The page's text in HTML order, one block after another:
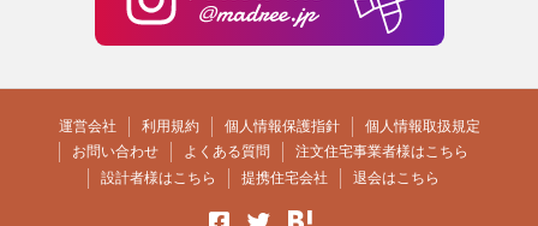
運営会社 利用規約 個人情報保護指針
個人情報取扱規定
お問い合わせ
よくある質問
注文住宅事業者様はこちら
設計者様はこちら
提携住宅会社 退会はこちら